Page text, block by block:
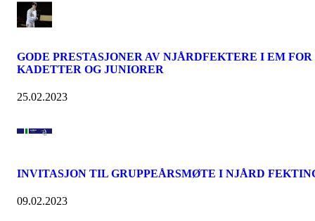
GODE PRESTASJONER AV NJÅRDFEKTERE I EM FOR
KADETTER OG JUNIORER
25.02.2023
INVITASJON TIL GRUPPEÅRSMØTE I NJÅRD
09.02.2023